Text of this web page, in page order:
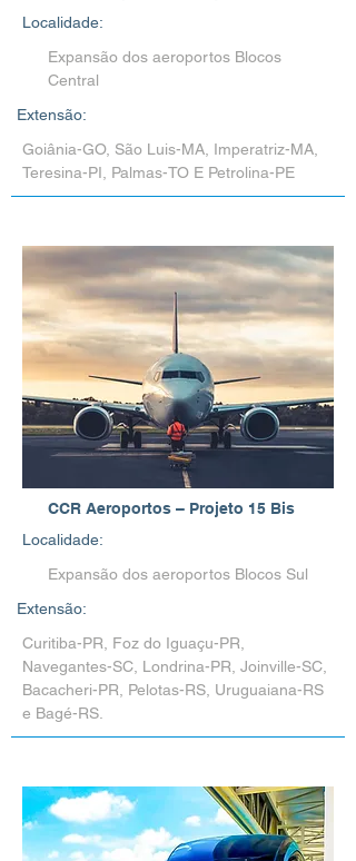
Localidade:
Expansão dos aeroportos Blocos
Central
Extensão:
Goiânia-GO, São Luis-MA, Imperatriz-MA,
Teresina-PI, Palmas-TO E Petrolina-PE
CCR Aeroportos – Projeto 15 Bis
Localidade:
Expansão dos aeroportos Blocos Sul
Extensão:
Curitiba-PR, Foz do Iguaçu-PR,
Navegantes-SC, Londrina-PR, Joinville-SC,
Bacacheri-PR, Pelotas-RS, Uruguaiana-RS
e Bagé-RS.